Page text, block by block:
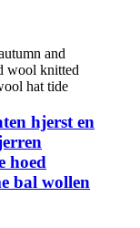
hjerst en
hoed
bal wollen